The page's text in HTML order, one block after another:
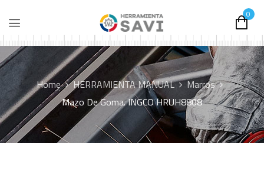
0
Home HERRAMIENTA MANUAL
Marros
Mazo De Goma. INGCO HRUH8808